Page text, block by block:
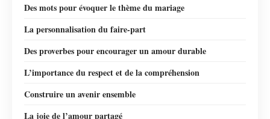
Des mots pour évoquer le thème du mariage
La personnalisation du faire-part
Des proverbes pour encourager un amour durable
L’importance du respect et de la compréhension
Construire un avenir ensemble
La joie de l’amour partagé